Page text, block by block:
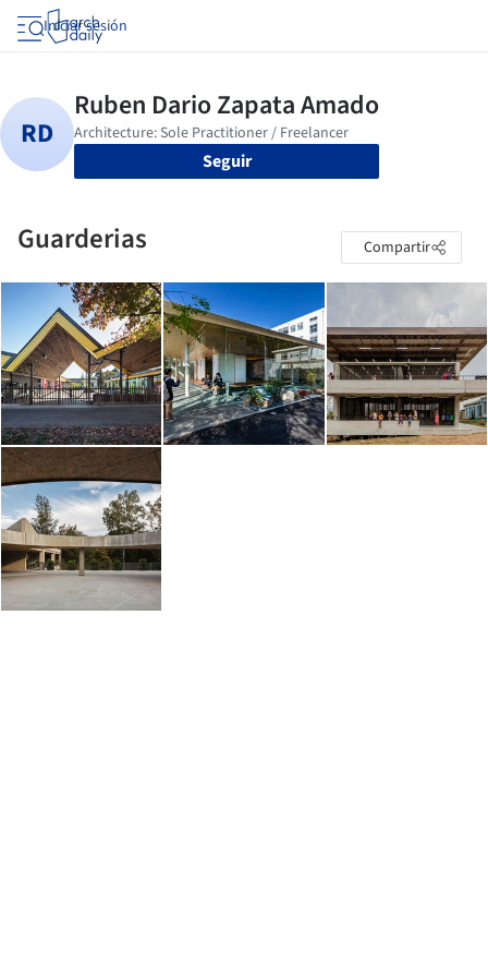
Iniciar sesión
Seguir
Guarderias Compartir